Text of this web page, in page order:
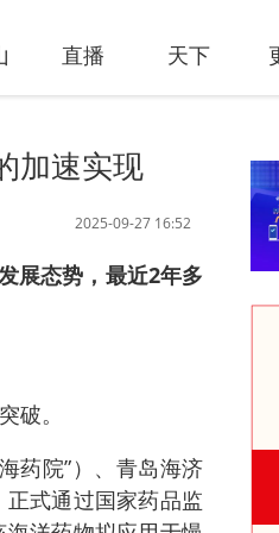
直播 天下
加速实现
2025-09-27 16:52
展态势，最近2年多
破。
药院”）、青岛海济
正式通过国家药品监